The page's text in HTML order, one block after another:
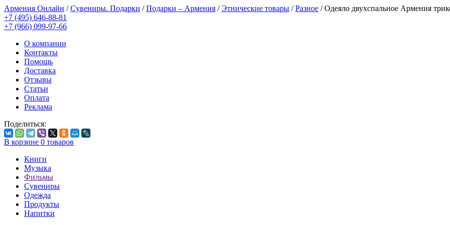
Армения Онлайн /Сувениры. Подарки /Подарки – Армения /Этнические товары /Разное /Одеяло двухспальное Армения
+7 (495) 646-88-81
+7 (966) 099-97-66
О компании
Контакты
Помощь
Доставка
Отзывы
Статьи
Оплата
Реклама
Поделиться:
В корзине 0 товаров
Книги
Музыка
Фильмы
Сувениры
Одежда
Продукты
Напитки